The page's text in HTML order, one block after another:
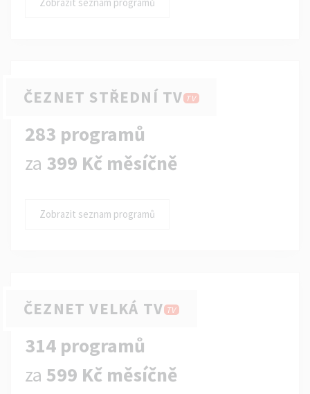
ČEZNET STŘEDNÍ TV TV
283 programů
za 399 Kč měsíčně
Zobrazit seznam programů
ČEZNET VELKÁ TV TV
314 programů
za 599 Kč měsíčně